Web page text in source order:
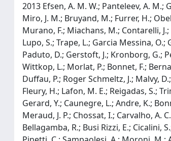
2013 Efsen, A. M. W.; Panteleev, A. M.;
Miro, J. M.; Bruyand, M.; Furrer, H.;
Murano, F.; Miachans, M.; Contarelli,
Lupo, S.; Trape, L.; Garcia Messina,
Paduto, D.; Gerstoft, J.; Kronborg, G.;
Wittkop, L.; Morlat, P.; Bonnet, F.;
Duffau, P.; Roger Schmeltz, J.; Malvy,
Fleury, H.; Lafon, M. E.; Reigadas, S.;
Gerard, Y.; Caunegre, L.; Andre, K.;
Meraud, J. P.; Chossat, I.; Carvalho, A.
Bellagamba, R.; Busi Rizzi, E.; Cicalini,